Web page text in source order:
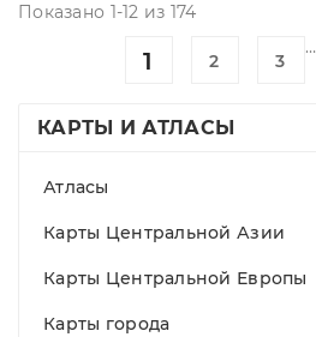
Показано 1-12 из 174
1 2 3
…
КАРТЫ И АТЛАСЫ
Атласы
Карты Центральной Азии
Карты Центральной Европы
Карты города